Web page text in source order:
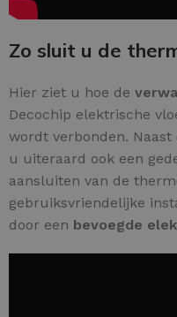
Zo sluit u de
Hier ziet u hoe de
Decochip elektrische
wordt verbonden.
u uiteraard ook een
aansluiten van de
gebruiksvriendelijke
door een bevoegde